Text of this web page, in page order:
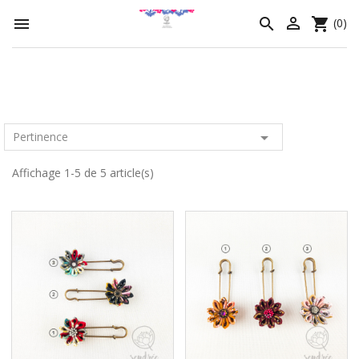
  (0)


Pertinence 
Affichage 1-5 de 5 article(s)